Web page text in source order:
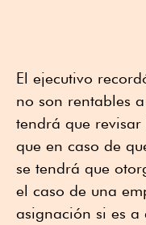
El ejecutivo
no son rentables
tendrá que
que en caso de
se tendrá que
el caso de una
asignación si es